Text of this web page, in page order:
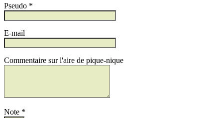
Pseudo *
E-mail
Commentaire sur l'aire de pique-nique
Note *